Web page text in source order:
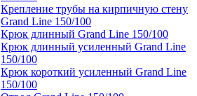
Крепление трубы на кирпичную стену
Grand Line 150/100
Крюк длинный Grand Line 150/100
Крюк длинный усиленный Grand Line
150/100
Крюк короткий усиленный Grand Line
150/100